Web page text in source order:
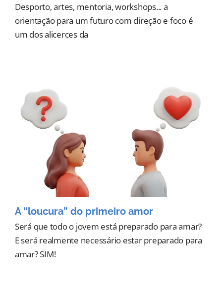
Desporto, artes, mentoria, workshops... a
orientação para um futuro com direção e foco é
um dos alicerces da
A “loucura” do primeiro amor
Será que todo o jovem está preparado para amar?
E será realmente necessário estar preparado para
amar? SIM!